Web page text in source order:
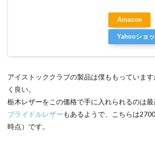
Amazon
Yahooショ
アイストッククラブの製品は僕ももっていま
く良い。
栃木レザーをこの価格で手に入れられるのは最
ブライドルレザーもあるようで、こちらは
時点）です。